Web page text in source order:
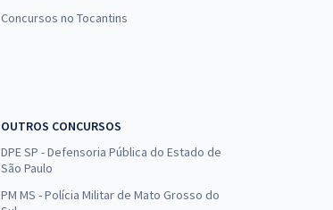
Concursos no Tocantins
OUTROS CONCURSOS
DPE SP - Defensoria Pública do Estado de
São Paulo
PM MS - Polícia Militar de Mato Grosso do